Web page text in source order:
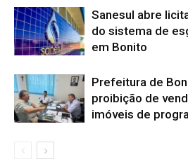
Sanesul abre
do sistema de
em Bonito
Prefeitura de
proibição de
imóveis de